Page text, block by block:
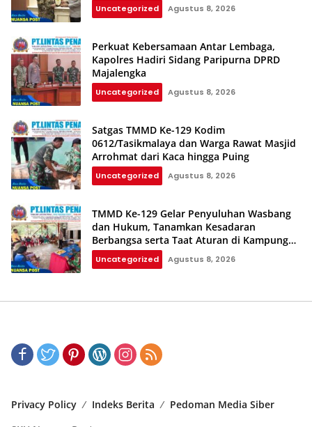
Uncategorized Agustus 8, 2026
Perkuat Kebersamaan Antar Lembaga,
Kapolres Hadiri Sidang Paripurna DPRD
Majalengka
Uncategorized Agustus 8, 2026
Satgas TMMD Ke-129 Kodim
0612/Tasikmalaya dan Warga Rawat Masjid
Arrohmat dari Kaca hingga Puing
Uncategorized Agustus 8, 2026
TMMD Ke-129 Gelar Penyuluhan Wasbang
dan Hukum, Tanamkan Kesadaran
Berbangsa serta Taat Aturan di Kampung
Sesor
Uncategorized Agustus 8, 2026
Privacy Policy Indeks Berita
Pedoman Media Siber